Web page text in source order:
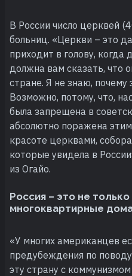
В России число церквей
больниц. «Церкви – это
приходит в голову, когда
должна вам сказать, что
стране. Я не знаю, почему
Возможно, потому, что,
была запрещена в
абсолютно поражена
красоте церквами,
которые увидела в
из Огайо.
Россия – это не
многоквартирные
«У многих американцев
предубеждения по
эту страну с